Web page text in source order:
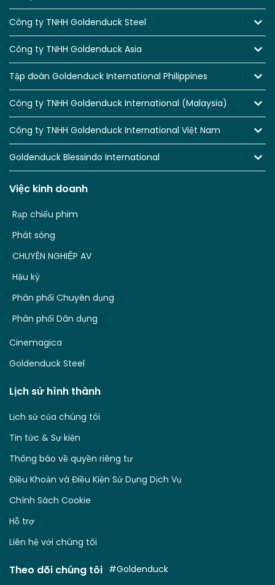
Công ty TNHH Goldenduck Steel
Công ty TNHH Goldenduck Asia
Tập đoàn Goldenduck International Philippines
Công ty TNHH Goldenduck International (Malaysia)
Công ty TNHH Goldenduck International Việt Nam
Goldenduck Blessindo International
Việc kinh doanh
Phân phối Dân dụng
Phân phối Chuyên dụng
Hậu kỳ
CHUYÊN NGHIỆP AV
Phát sóng
Rạp chiếu phim
Cinemagica
Goldenduck Steel
Lịch sử hình thành
Lịch sử của chúng tôi
Tin tức & Sự kiện
Thông báo về quyền riêng tư
Điều Khoản và Điều Kiện Sử Dụng Dịch Vụ
Chính Sách Cookie
Hỗ trợ
Liên hệ với chúng tôi
Theo dõi chúng tôi #Goldenduck